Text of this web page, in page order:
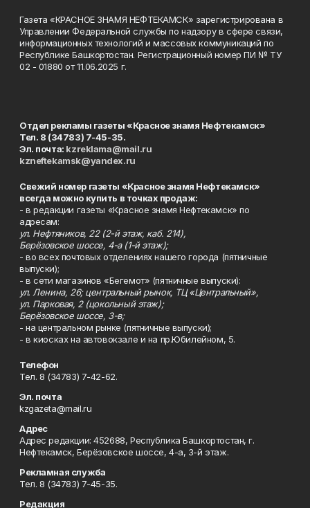
Газета «КРАСНОЕ ЗНАМЯ НЕФТЕКАМСК» зарегистрирована в
Управлении Федеральной службы по надзору в сфере связи,
информационных технологий и массовых коммуникаций по
Республике Башкортостан. Регистрационный номер ПИ № ТУ
02 - 01880 от 11.06.2025 г.
Отдел рекламы газеты «Красное знамя Нефтекамск»
Тел. 8 (34783) 7-45-35.
Эл. почта: kzreklama@mail.ru
kzneftekamsk@yandex.ru
Свежий номер газеты «Красное знамя Нефтекамск»
всегда можно купить в точках продаж:
- в редакции газеты «Красное знамя Нефтекамск» по
адресам:
ул. Нефтяников, 22 (2-й этаж, каб. 214),
Берёзовское шоссе, 4-а (1-й этаж);
- во всех почтовых отделениях нашего города (пятничные
выпуски);
- в сети магазинов «Бегемот» (пятничные выпуски):
ул. Ленина, 26; центральный рынок, ТЦ «Центральный»,
ул. Парковая, 2 (цокольный этаж);
Берёзовское шоссе, 3-в;
- на центральном рынке (пятничные выпуски);
- в киосках на автовокзале и на пр.Юбилейном, 5.
Телефон
Тел. 8 (34783) 7-42-62.
Эл. почта
kzgazeta@mail.ru
Адрес
Адрес редакции: 452688, Республика Башкортостан, г.
Нефтекамск, Берёзовское шоссе, 4-а, 3-й этаж.
Рекламная служба
Тел. 8 (34783) 7-45-35.
Редакция